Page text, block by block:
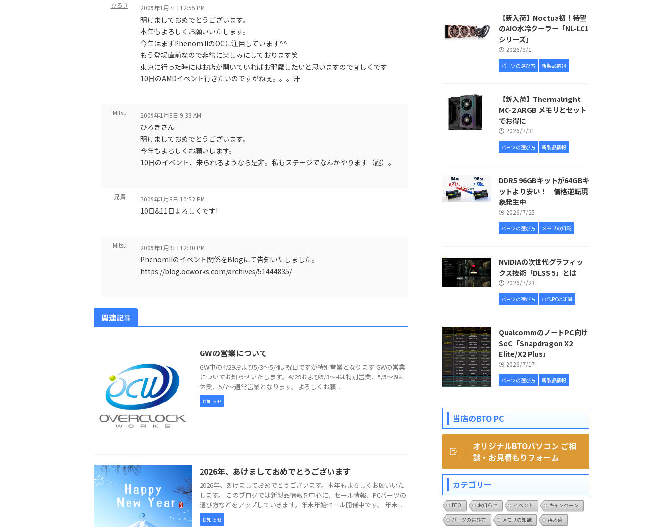
ひろき 2009年1月7日 12:55 PM
明けましておめでとうございます。
本年もよろしくお願いいたします。
今年はまずPhenom IIのOCに注目しています^^
もう登場直前なので非常に楽しみにしております笑
東京に行った時にはお店が開いていればお邪魔したいと思いますので宜しくです
10日のAMDイベント行きたいのですがねぇ。。。汗
Mitsu 2009年1月8日 9:33 AM
ひろきさん
明けましておめでとうございます。
今年もよろしくお願いします。
10日のイベント、来られるようなら是非。私もステージでなんかやります（謎）。
兄貴 2009年1月8日 10:52 PM
10日&11日よろしくです!
Mitsu 2009年1月9日 12:30 PM
PhenomIIのイベント関係をBlogにて告知いたしました。
https://blog.ocworks.com/archives/51444835/
関連記事
GWの営業について
GW中の4/29および5/3～5/4は祝日ですが特別営業となります GWの営業
についてお知らせいたします。4/29および5/3～4は特別営業、5/5～6は
休業、5/7～通常営業となります。よろしくお願 ...
お知らせ
2026年、あけましておめでとうございます
2026年、あけましておめでとうございます。本年もよろしくお願いいた
します。 このブログでは新製品情報を中心に、セール情報、PCパーツの
選び方などをアップしていきます。年末年始セール開催中です。 年末 ...
お知らせ
【新入荷】Noctua初！待望
のAIO水冷クーラー「NL-LC1
シリーズ」
2026/8/1
パーツの選び方 新製品情報
【新入荷】Thermalright
MC-2 ARGB メモリとセット
でお得に
2026/7/31
パーツの選び方 新製品情報
DDR5 96GBキットが64GBキ
ットより安い！ 価格逆転現
象発生中
2026/7/25
パーツの選び方 メモリの知識
NVIDIAの次世代グラフィッ
クス技術「DLSS 5」とは
2026/7/23
パーツの選び方 自作PCの知識
QualcommのノートPC向け
SoC「Snapdragon X2
Elite/X2 Plus」
2026/7/17
パーツの選び方 新製品情報
当店のBTO PC
オリジナルBTOパソコン ご相
談・お見積もりフォーム
カテゴリー
BTO お知らせ イベント
キャンペーン
パーツの選び方
メモリの知識
再入荷